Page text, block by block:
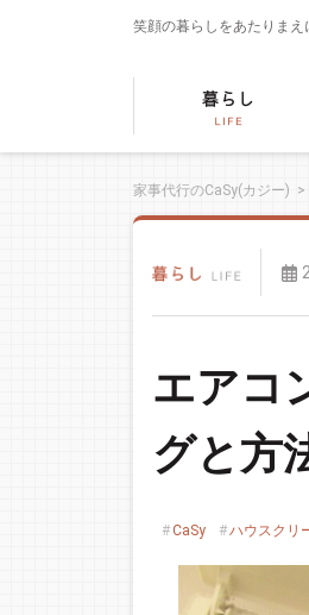
笑顔の暮らしをあたりまえ
家事代行のCaSy(カジー) >
エアコ
グと方
CaSy ハウスクリ